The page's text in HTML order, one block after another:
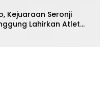
Kejuaraan Seronji
Lahirkan Atlet